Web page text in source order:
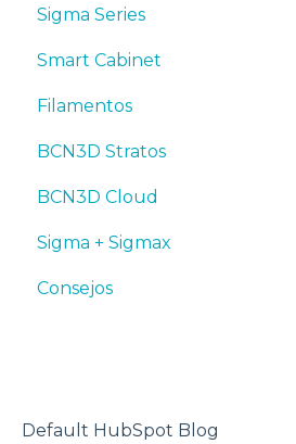
Sigma Series
Manuales y descargas
Primeros pasos
Mantenimiento
Consejos
Troubleshooting
Smart Cabinet
Manuales y Descargas
Primeros pasos
Mantenimiento
Resolución de problemas
Filamentos
Consejos
PLA
Tough PLA
TPU
PVA
BCN3D Stratos
BCN3D Cloud
BCN3D Cloud Teams
Sigma + Sigmax
Manuales y descargas
Consejos
Consejos
Default HubSpot Blog